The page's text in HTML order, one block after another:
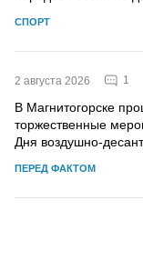
СПОРТ
2 августа 2026 1
В Магнитогорске
торжественные
Дня воздушно-
ПЕРЕД ФАКТОМ